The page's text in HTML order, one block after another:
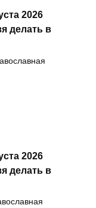
2026
делать в
2026
делать в